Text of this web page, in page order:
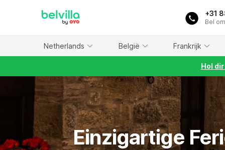
+31
Bel
Netherlands België Frankrijk
Hol
Einzigartige